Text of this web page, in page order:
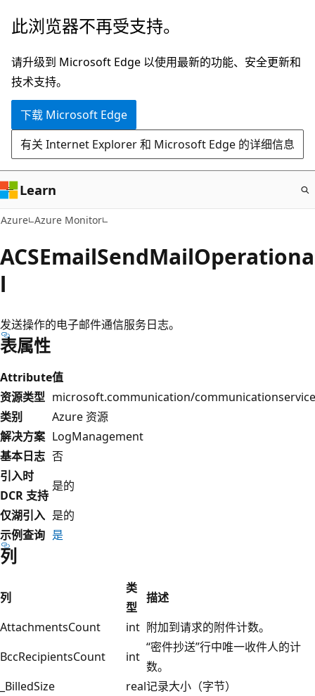
跳
主
要
内
此浏览器不再受支持。
请升级到 Microsoft Edge 以使用最新的功能、安全更新和
技术支持。
下载 Microsoft Edge
有关 Internet Explorer 和 Microsoft Edge 的详细信息
Learn
Azure Azure Monitor
ACSEmailSendMailOperationa
l
发送操作的电子邮件通信服务日志。
表属性
Attribute值
资源类型 microsoft.communication/
类别
Azure 资源
解决方案 LogManagement
基本日志 否
引入时
DCR 支持
是的
仅湖引入 是的
示例查询 是
列
列
类
型
描述
AttachmentsCount
int 附加到请求的附件计数。
BccRecipientsCount
int
“密件抄送”行中唯一收件人的计
数。
_BilledSize
real记录大小（字节）